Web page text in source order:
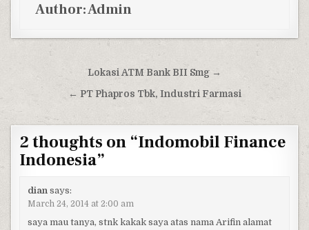
Author:Admin
Post navigationLokasi ATM Bank BII Smg →
← PT Phapros Tbk, Industri Farmasi
2 thoughts on “Indomobil Finance
Indonesia”
dian says:
March 24, 2014 at 2:00 am
saya mau tanya, stnk kakak saya atas nama Arifin alamat